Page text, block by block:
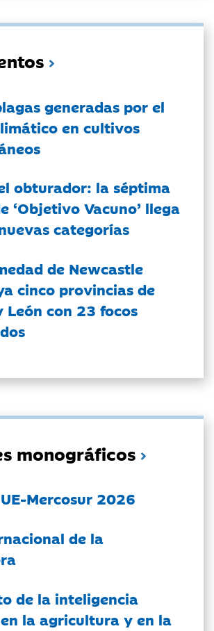
generadas por el
en cultivos
obturador: la séptima
‘Objetivo Vacuno’ llega
categorías
de Newcastle
cinco provincias de
León con 23 focos
monográficos
Mercosur 2026
de la
de la inteligencia
la agricultura y en la